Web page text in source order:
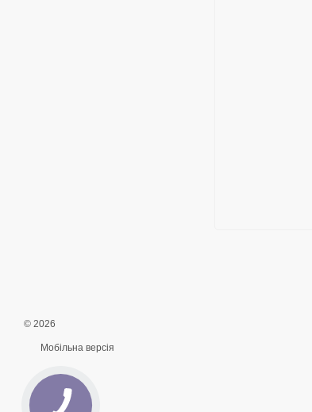
© 2026
Мобільна версія